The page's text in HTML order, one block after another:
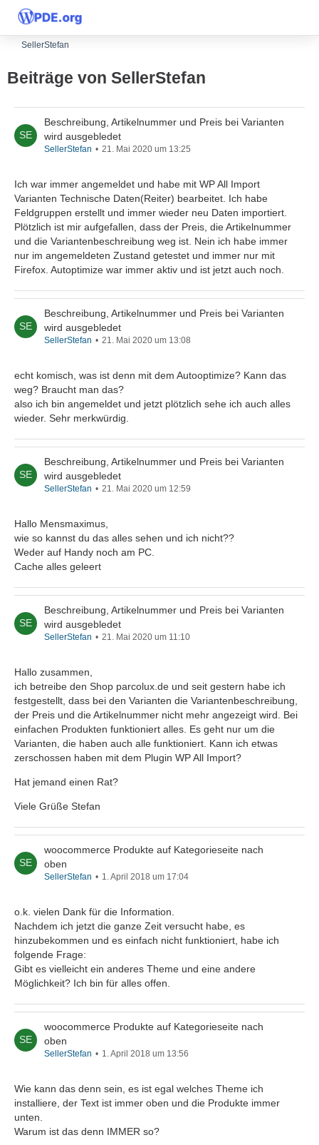
SellerStefan
Beiträge von SellerStefan
Beschreibung, Artikelnummer und Preis bei Varianten
wird ausgebledet
SellerStefan 21. Mai 2020 um 13:25
Ich war immer angemeldet und habe mit WP All Import
Varianten Technische Daten(Reiter) bearbeitet. Ich habe
Feldgruppen erstellt und immer wieder neu Daten importiert.
Plötzlich ist mir aufgefallen, dass der Preis, die Artikelnummer
und die Variantenbeschreibung weg ist. Nein ich habe immer
nur im angemeldeten Zustand getestet und immer nur mit
Firefox. Autoptimize war immer aktiv und ist jetzt auch noch.
Beschreibung, Artikelnummer und Preis bei Varianten
wird ausgebledet
SellerStefan 21. Mai 2020 um 13:08
echt komisch, was ist denn mit dem Autooptimize? Kann das
weg? Braucht man das?
also ich bin angemeldet und jetzt plötzlich sehe ich auch alles
wieder. Sehr merkwürdig.
Beschreibung, Artikelnummer und Preis bei Varianten
wird ausgebledet
SellerStefan 21. Mai 2020 um 12:59
Hallo Mensmaximus,
wie so kannst du das alles sehen und ich nicht??
Weder auf Handy noch am PC.
Cache alles geleert
Beschreibung, Artikelnummer und Preis bei Varianten
wird ausgebledet
SellerStefan 21. Mai 2020 um 11:10
Hallo zusammen,
ich betreibe den Shop parcolux.de und seit gestern habe ich
festgestellt, dass bei den Varianten die Variantenbeschreibung,
der Preis und die Artikelnummer nicht mehr angezeigt wird. Bei
einfachen Produkten funktioniert alles. Es geht nur um die
Varianten, die haben auch alle funktioniert. Kann ich etwas
zerschossen haben mit dem Plugin WP All Import?
Hat jemand einen Rat?
Viele Grüße Stefan
woocommerce Produkte auf Kategorieseite nach
oben
SellerStefan 1. April 2018 um 17:04
o.k. vielen Dank für die Information.
Nachdem ich jetzt die ganze Zeit versucht habe, es
hinzubekommen und es einfach nicht funktioniert, habe ich
folgende Frage:
Gibt es vielleicht ein anderes Theme und eine andere
Möglichkeit? Ich bin für alles offen.
woocommerce Produkte auf Kategorieseite nach
oben
SellerStefan 1. April 2018 um 13:56
Wie kann das denn sein, es ist egal welches Theme ich
installiere, der Text ist immer oben und die Produkte immer
unten.
Warum ist das denn IMMER so?